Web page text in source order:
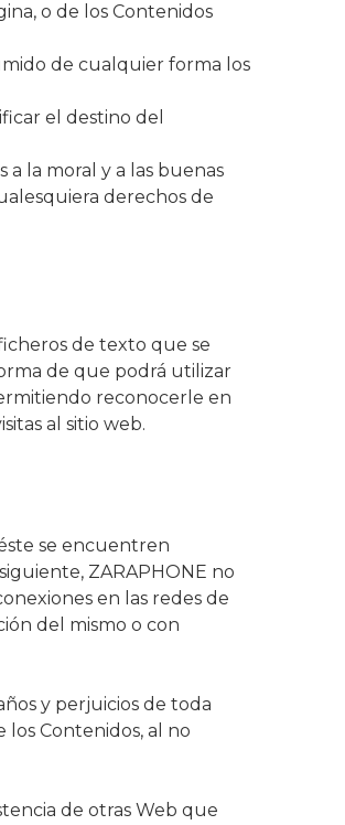
o de los Contenidos
de cualquier forma los
el destino del
la moral y a las buenas
derechos de
de texto que se
de que podrá utilizar
reconocerle en
al sitio web.
se encuentren
ZARAPHONE no
en las redes de
del mismo o con
y perjuicios de toda
Contenidos, al no
de otras Web que